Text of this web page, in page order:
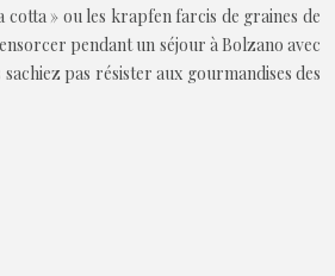
» ou les krapfen farcis de graines de
pendant un séjour à Bolzano avec
pas résister aux gourmandises des